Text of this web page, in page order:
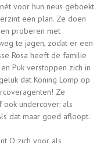
voor hun neus geboekt.
een plan. Ze doen
proberen met
te jagen, zodat er een
Rosa heeft de familie
Puk verstoppen zich in
dat Koning Lomp op
Ze
undercover: als
dat maar goed afloopt.
O zich voor als